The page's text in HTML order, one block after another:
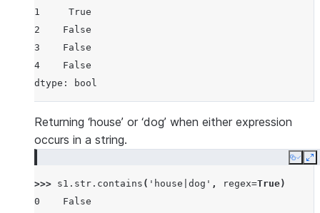
1     True
2    False
3    False
4    False
dtype: bool
Returning ‘house’ or ‘dog’ when either expression
occurs in a string.
Copy
>>> s1 . str . contains ( 'house|dog' , regex=True)
0    False